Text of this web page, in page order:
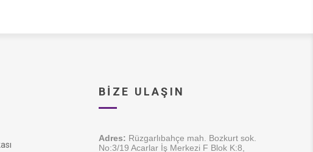
BIZE ULAŞIN
Adres: Rüzgarlıbahçe mah. Bozkurt sok.
No:3/19 Acarlar İş Merkezi F Blok K:8,